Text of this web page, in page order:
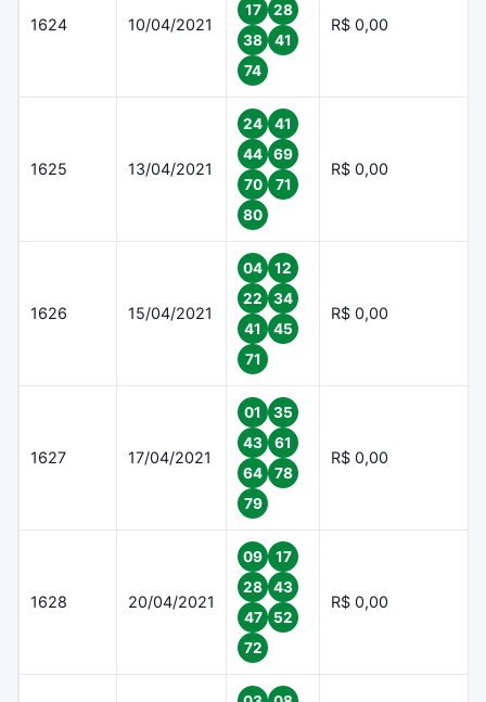
1624 10/04/2021
17
28
38
41
74
R$ 0,00
1625 13/04/2021
24
41
44
69
70
71
80
R$ 0,00
1626 15/04/2021
04
12
22
34
41
45
71
R$ 0,00
1627 17/04/2021
01
35
43
61
64
78
79
R$ 0,00
1628 20/04/2021
09
17
28
43
47
52
72
R$ 0,00